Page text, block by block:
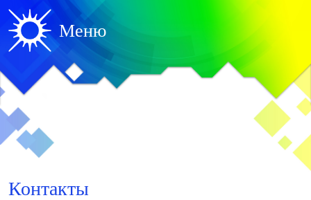
Меню
Контакты